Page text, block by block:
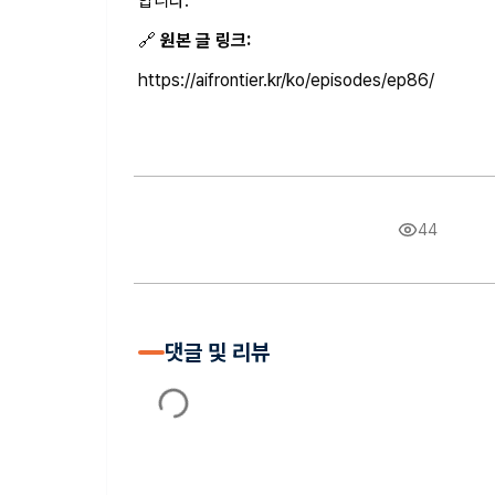
🔗 원본 글 링크:
https://aifrontier.kr/ko/episodes/ep86/
44
댓글 및 리뷰